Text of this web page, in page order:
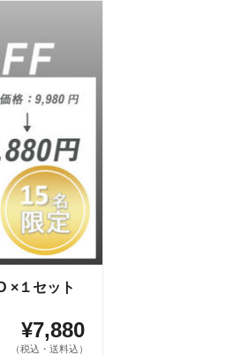
×１セット
¥7,880
（税込・送料込）